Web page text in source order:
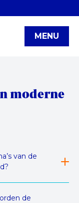
MENU
moderne
van de
de